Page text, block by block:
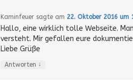
Kaminfeuersagte am 22. Oktober 2016 um
Hallo, eine wirklich tolle Webseite.
versteht. Mir gefallen eure
Liebe Grüße
Antworten ↓